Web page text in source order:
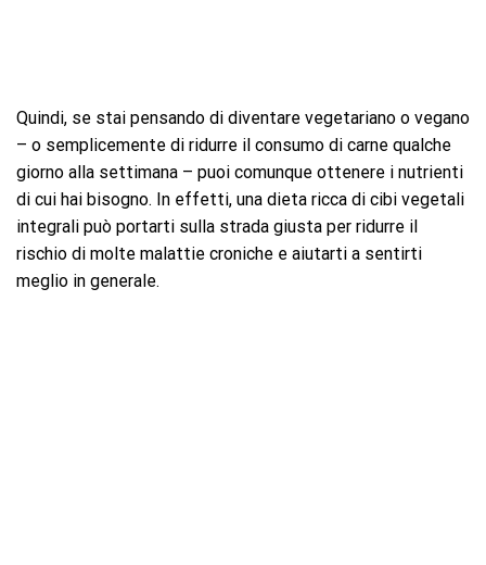
Quindi, se stai pensando di diventare vegetariano o vegano
– o semplicemente di ridurre il consumo di carne qualche
giorno alla settimana – puoi comunque ottenere i nutrienti
di cui hai bisogno. In effetti, una dieta ricca di cibi vegetali
integrali può portarti sulla strada giusta per ridurre il
rischio di molte malattie croniche e aiutarti a sentirti
meglio in generale.